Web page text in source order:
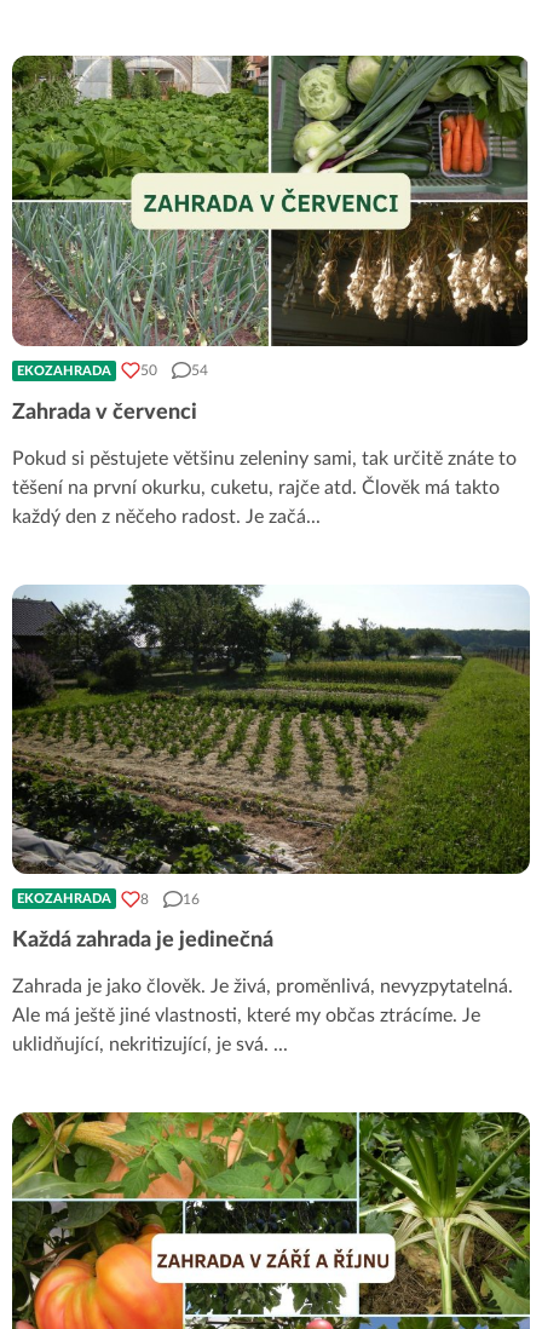
EKOZAHRADA 50 54
Zahrada v červenci
Pokud si pěstujete většinu zeleniny sami, tak určitě znáte to
těšení na první okurku, cuketu, rajče atd. Člověk má takto
každý den z něčeho radost. Je začá...
EKOZAHRADA 8 16
Každá zahrada je jedinečná
Zahrada je jako člověk. Je živá, proměnlivá, nevyzpytatelná.
Ale má ještě jiné vlastnosti, které my občas ztrácíme. Je
uklidňující, nekritizující, je svá. ...